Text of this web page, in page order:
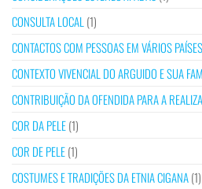
CONSULTA LOCAL (1)
CONTACTOS COM PESSOAS EM VÁRIOS
CONTEXTO VIVENCIAL DO ARGUIDO E SUA
CONTRIBUIÇÃO DA OFENDIDA PARA A
COR DA PELE(1)
COR DE PELE(1)
COSTUMES E TRADIÇÕES DA ETNIA CIGANA(1)